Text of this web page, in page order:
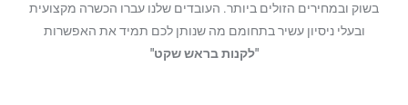
בשוק ובמחירים הזולים ביותר. העובדים שלנו עברו הכשרה מקצועית
ובעלי ניסיון עשיר בתחומם מה שנותן לכם תמיד את האפשרות
"לקנות בראש שקט"